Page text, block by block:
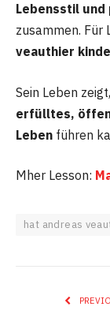
Lebensstil und
zusammen. Für
veauthier
Sein Leben
erfülltes,
Leben führen
Mher Lesson:
hat andreas